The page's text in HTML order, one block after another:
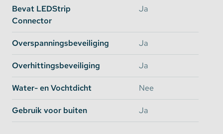
Bevat LEDStrip
Connector
Ja
Overspanningsbeveiliging Ja
Overhittingsbeveiliging Ja
Water- en Vochtdicht Nee
Gebruik voor buiten Ja